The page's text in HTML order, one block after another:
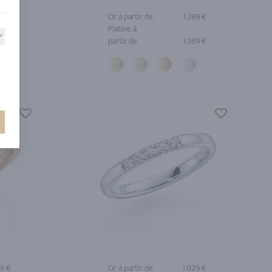
€
€
Or à partir de
1 289 €
Platine à
partir de
1 269 €
€
Or à partir de
1 029 €